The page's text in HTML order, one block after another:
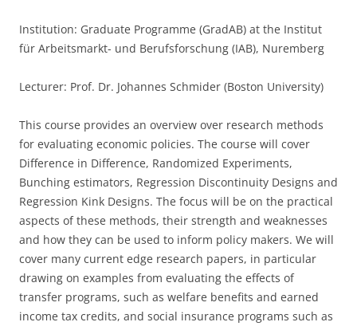
Institution: Graduate Programme (GradAB) at the Institut
für Arbeitsmarkt- und Berufsforschung (IAB), Nuremberg
Lecturer: Prof. Dr. Johannes Schmider (Boston University)
This course provides an overview over research methods
for evaluating economic policies. The course will cover
Difference in Difference, Randomized Experiments,
Bunching estimators, Regression Discontinuity Designs and
Regression Kink Designs. The focus will be on the practical
aspects of these methods, their strength and weaknesses
and how they can be used to inform policy makers. We will
cover many current edge research papers, in particular
drawing on examples from evaluating the effects of
transfer programs, such as welfare benefits and earned
income tax credits, and social insurance programs such as